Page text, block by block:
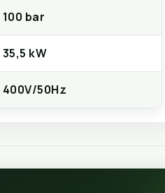
100 bar
35,5 kW
400V/50Hz